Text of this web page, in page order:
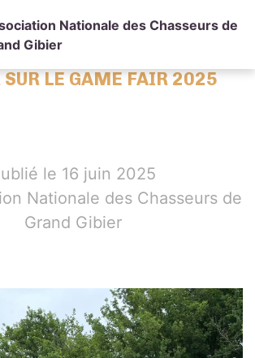
Nationale des Chasseurs de
Gibier
SUR LE GAME FAIR 2025
le 16 juin 2025
Nationale des Chasseurs de
Grand Gibier